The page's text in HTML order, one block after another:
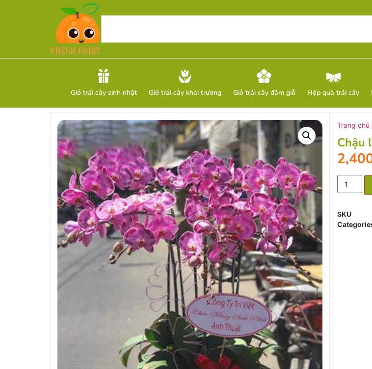
Giỏ trái cây sinh nhật Giỏ trái cây khai trương Giỏ trái cây đám giỗ Hộp quà trái cây
Trang chủ
Chậu
SKU